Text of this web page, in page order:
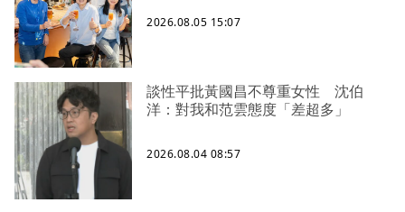
2026.08.05 15:07
談性平批黃國昌不尊重女性 沈伯
洋：對我和范雲態度「差超多」
2026.08.04 08:57